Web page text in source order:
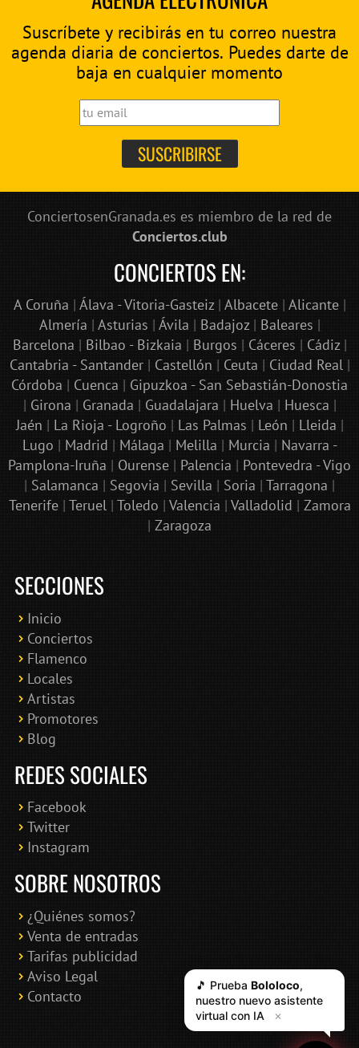
Suscríbete y recibirás en tu correo nuestra
agenda diaria de conciertos. Puedes darte de
baja en cualquier momento
ConciertosenGranada.es es miembro de la red de
Conciertos.club
CONCIERTOS EN:
A Coruña | Álava - Vitoria-Gasteiz| Albacete| Alicante|
Almería | Asturias | Ávila | Badajoz| Baleares |
Barcelona | Bilbao - Bizkaia | Burgos | Cáceres | Cádiz|
Cantabria - Santander| Castellón | Ceuta | Ciudad Real|
Córdoba | Cuenca | Gipuzkoa - San Sebastián-Donostia
| Girona | Granada | Guadalajara | Huelva | Huesca |
Jaén | La Rioja - Logroño | Las Palmas | León | Lleida |
Lugo | Madrid | Málaga | Melilla | Murcia | Navarra -
Pamplona-Iruña | Ourense | Palencia | Pontevedra - Vigo
| Salamanca | Segovia | Sevilla | Soria | Tarragona |
Tenerife| Teruel| Toledo | Valencia | Valladolid | Zamora
| Zaragoza
SECCIONES
Inicio
Conciertos
Flamenco
Locales
Artistas
Promotores
Blog
REDES SOCIALES
Facebook
Twitter
Instagram
SOBRE NOSOTROS
¿Quiénes somos?
Venta de entradas
Tarifas publicidad
Aviso Legal
Contacto
🎵 Prueba Bololoco,
nuestro nuevo asistente
virtual con IA
✕